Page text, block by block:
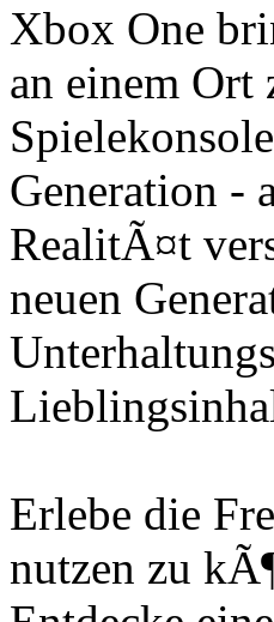
Xbox One
an einem Ort
Generation -
RealitÃ¤t
neuen
Erlebe die
nutzen zu